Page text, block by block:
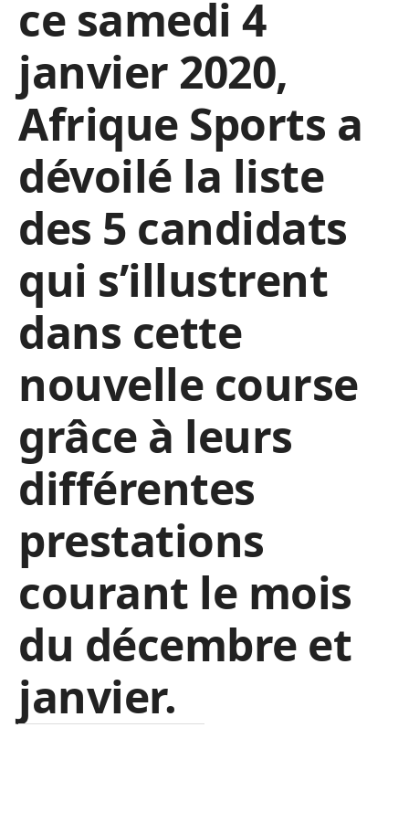
ce samedi 4
janvier 2020,
Afrique Sports a
dévoilé la liste
des 5 candidats
qui s’illustrent
dans cette
nouvelle course
grâce à leurs
différentes
prestations
courant le mois
du décembre et
janvier.